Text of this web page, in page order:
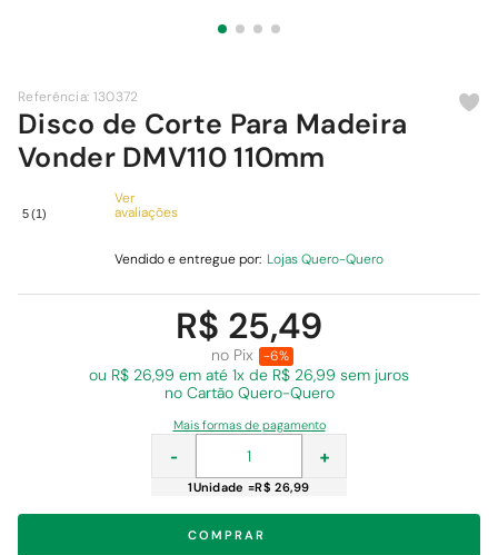
Referência: 130372
Disco de Corte Para Madeira
Vonder DMV110 110mm
5(1)
Ver
avaliações
Vendido e entregue por: Lojas Quero-Quero
R$ 25,49
no Pix -6%
ou R$ 26,99 em até 1x de R$ 26,99 sem juros
no Cartão Quero-Quero
Mais formas de pagamento
+
-
1Unidade =R$ 26,99
COMPRAR